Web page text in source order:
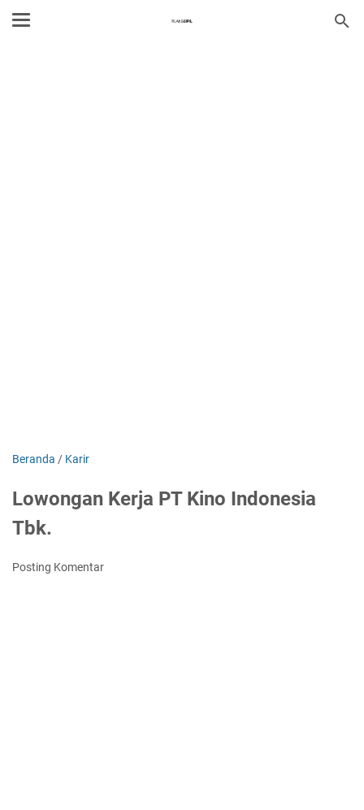
Beranda / Karir
Lowongan Kerja PT Kino Indonesia
Tbk.
Posting Komentar